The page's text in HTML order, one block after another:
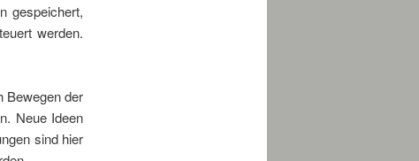
gespeichert,
werden.
Bewegen der
Neue Ideen
sind hier